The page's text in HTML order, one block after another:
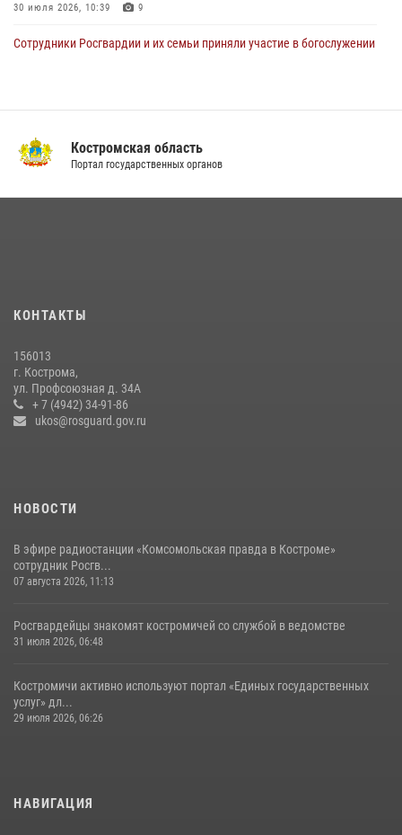
30 июля 2026, 10:39 9
Cотрудники Росгвардии и их семьи приняли участие в богослужении
вневедомственную охрану
14 июля 2026, 07:40
Приглашаем молодежь Костромской области получить образование
в ВУЗах Росгвардии
09 июля 2026, 05:58
Костромская область
Портал государственных органов
КОНТАКТЫ
156013
г. Кострома,
ул. Профсоюзная д. 34А
+ 7 (4942) 34-91-86
ukos@rosguard.gov.ru
НОВОСТИ
В эфире радиостанции «Комсомольская правда в Костроме»
сотрудник Росгв...
07 августа 2026, 11:13
Росгвардейцы знакомят костромичей со службой в ведомстве
31 июля 2026, 06:48
Костромичи активно используют портал «Единых государственных
услуг» дл...
29 июля 2026, 06:26
НАВИГАЦИЯ